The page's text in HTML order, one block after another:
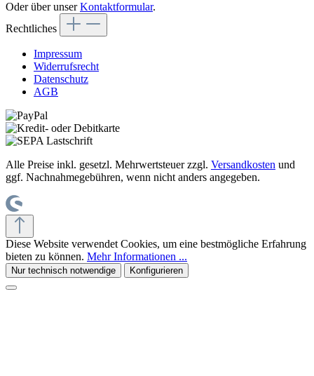
Oder über unserKontaktformular.
Rechtliches
Impressum
Widerrufsrecht
Datenschutz
AGB
Alle Preise inkl. gesetzl. Mehrwertsteuer zzgl. Versandkosten und
ggf. Nachnahmegebühren, wenn nicht anders angegeben.
Diese Website verwendet Cookies, um eine bestmögliche Erfahrung
bieten zu können. Mehr Informationen ...
Nur technisch notwendige Konfigurieren